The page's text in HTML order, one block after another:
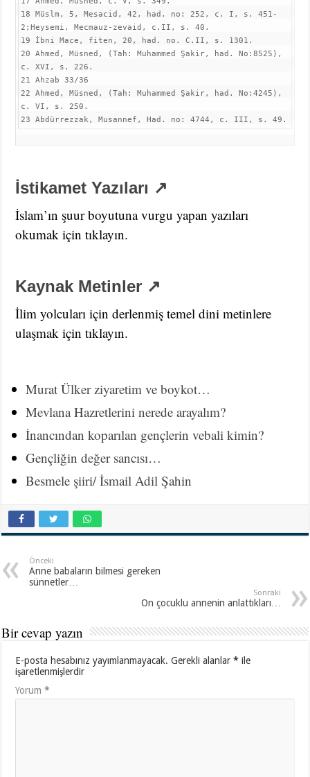
18 Müslm, 5, Mesacid, 42, had. no: 252, c. I, s. 451-
2;Heysemi, Mecmauz-zevaid, c.II, s. 40.
19 İbni Mace, fiten, 20, had. no. C.II, s. 1301.
20 Ahmed, Müsned, (Tah: Muhammed Şakir, had. No:8525),
c. XVI, s. 226.
21 Ahzab 33/36
22 Ahmed, Müsned, (Tah: Muhammed Şakir, had. No:4245),
c. VI, s. 250.
23 Abdürrezzak, Musannef, Had. no: 4744, c. III, s. 49.
İstikamet Yazıları ↗
İslam’ın şuur boyutuna vurgu yapan yazıları
okumak için tıklayın.
Kaynak Metinler ↗
İlim yolcuları için derlenmiş temel dini metinlere
ulaşmak için tıklayın.
Murat Ülker ziyaretim ve boykot…
Mevlana Hazretlerini nerede arayalım?
İnancından koparılan gençlerin vebali kimin?
Gençliğin değer sancısı…
Besmele şiiri/ İsmail Adil Şahin
Önceki
Anne babaların bilmesi gereken
sünnetler…
Sonraki
On çocuklu annenin anlattıkları…
Bir cevap yazın
E-posta hesabınız yayımlanmayacak. Gerekli alanlar* ile
işaretlenmişlerdir
Yorum*